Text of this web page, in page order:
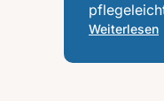
Weiterlesen